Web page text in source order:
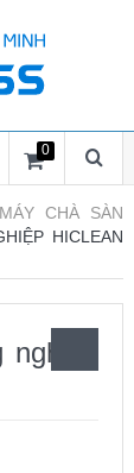
0
MÁY CHÀ SÀN
HICLEAN